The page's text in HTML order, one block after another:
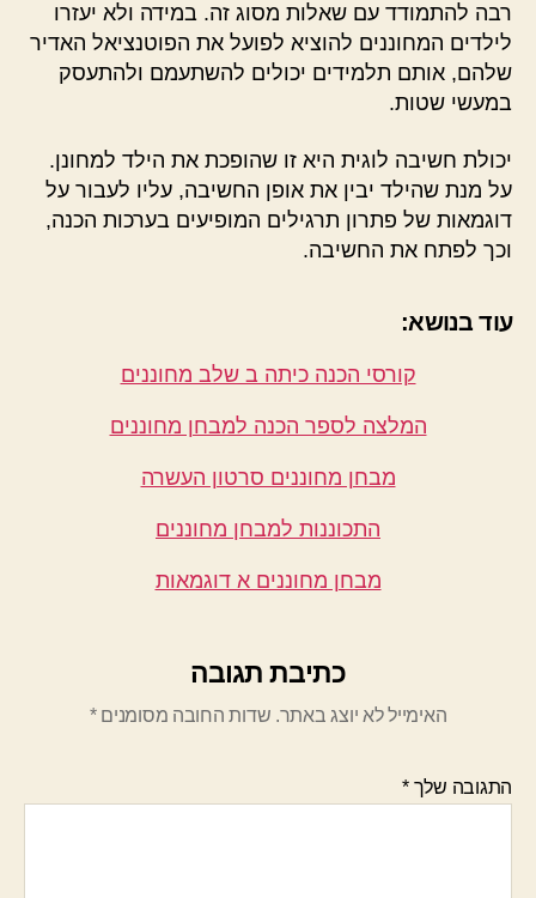
רבה להתמודד עם שאלות מסוג זה. במידה ולא יעזרו
לילדים המחוננים להוציא לפועל את הפוטנציאל האדיר
שלהם, אותם תלמידים יכולים להשתעמם ולהתעסק
במעשי שטות.
יכולת חשיבה לוגית היא זו שהופכת את הילד למחונן.
על מנת שהילד יבין את אופן החשיבה, עליו לעבור על
דוגמאות של פתרון תרגילים המופיעים בערכות הכנה,
וכך לפתח את החשיבה.
עוד בנושא:
קורסי הכנה כיתה ב שלב מחוננים
המלצה לספר הכנה למבחן מחוננים
מבחן מחוננים סרטון העשרה
התכוננות למבחן מחוננים
מבחן מחוננים א דוגמאות
כתיבת תגובה
האימייל לא יוצג באתר. שדות החובה מסומנים*
התגובה שלך*